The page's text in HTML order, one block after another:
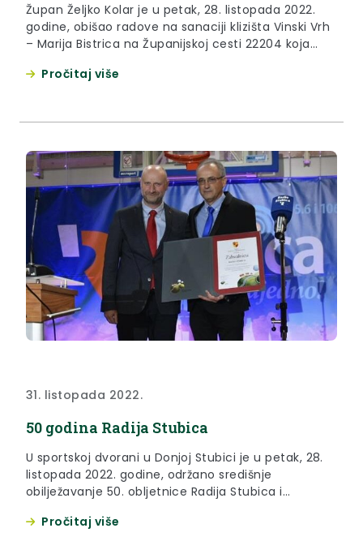
Župan Željko Kolar je u petak, 28. listopada 2022.
godine, obišao radove na sanaciji klizišta Vinski Vrh
– Marija Bistrica na Županijskoj cesti 22204 koja
Pročitaj više
31. listopada 2022.
50 godina Radija Stubica
U sportskoj dvorani u Donjoj Stubici je u petak, 28.
listopada 2022. godine, održano središnje
obilježavanje 50. obljetnice Radija Stubica i
Pročitaj više